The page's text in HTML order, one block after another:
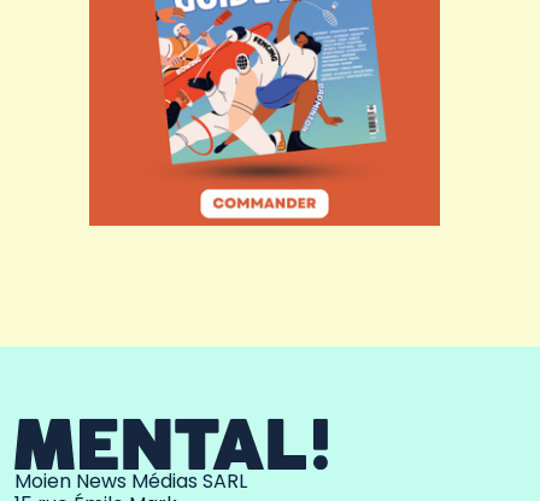
Moien News Médias SARL